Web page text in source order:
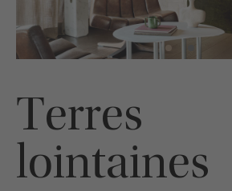
Terres
lointaines